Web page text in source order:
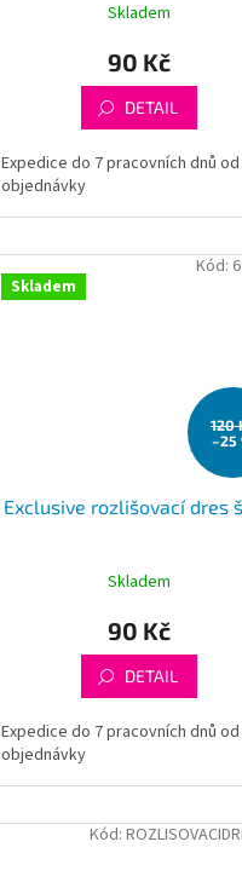
Skladem
90 Kč
DETAIL
Expedice do 7 pracovních dnů od
objednávky
Skladem
120
–25
Exclusive rozlišovací dres
Skladem
90 Kč
DETAIL
Expedice do 7 pracovních dnů od
objednávky
Kód:
Kód: